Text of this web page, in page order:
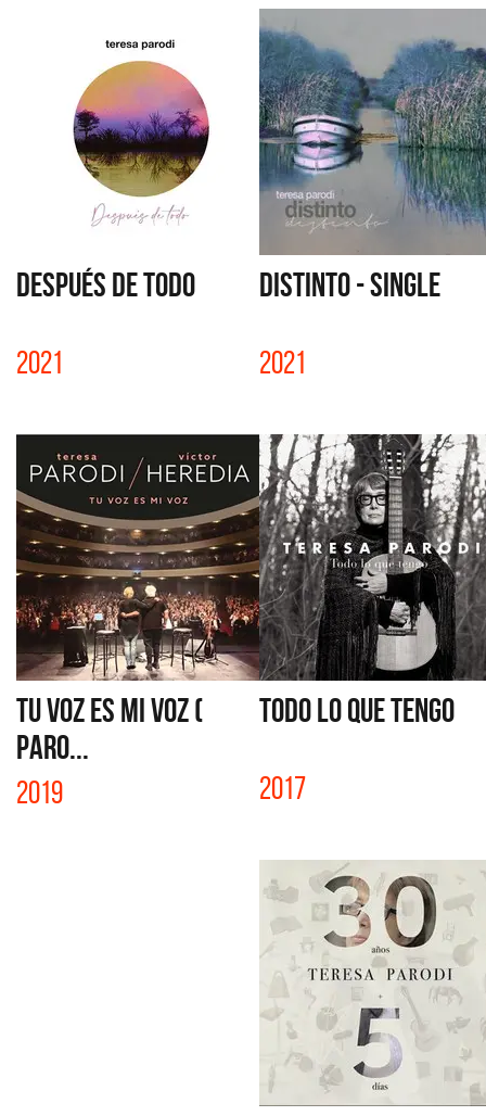
DESPUÉS DE TODO
2021
DISTINTO - SINGLE
2021
TU VOZ ES MI VOZ (
PARO...
2019
TODO LO QUE TENGO
2017